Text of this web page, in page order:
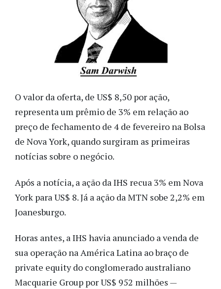
O valor da oferta, de US$ 8,50 por ação,
representa um prêmio de 3% em relação ao
preço de fechamento de 4 de fevereiro na Bolsa
de Nova York, quando surgiram as primeiras
notícias sobre o negócio.
Após a notícia, a ação da IHS recua 3% em Nova
York para US$ 8. Já a ação da MTN sobe 2,2% em
Joanesburgo.
Horas antes, a IHS havia anunciado a venda de
sua operação na América Latina ao braço de
private equity do conglomerado australiano
Macquarie Group por US$ 952 milhões —